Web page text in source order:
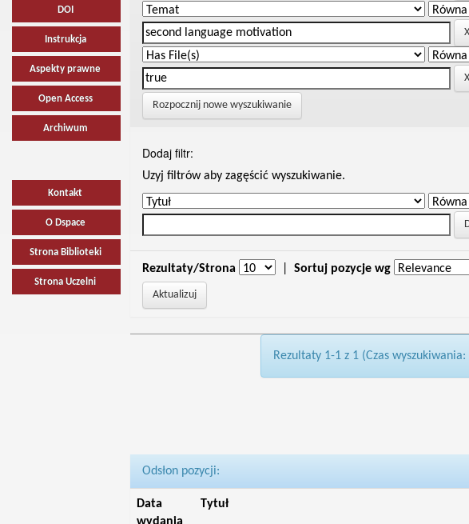
DOI
Instrukcja
Aspekty prawne
Open Access
Archiwum
Kontakt
O Dspace
Strona Biblioteki
Strona Uczelni
Rozpocznij nowe wyszukiwanie
Dodaj filtr:
Uzyj filtrów aby zagęścić wyszukiwanie.
Rezultaty/Strona Sortuj pozycje wg
Rezultaty 1-1 z 1 (Czas
Odsłon pozycji:
Data
Tytuł